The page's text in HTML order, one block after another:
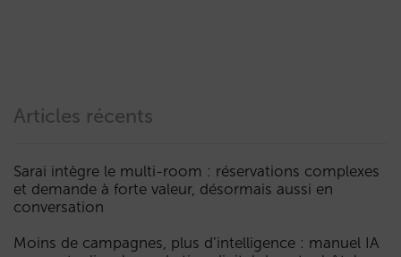
Articles récents
Sarai intègre le multi-room : réservations complexes
et demande à forte valeur, désormais aussi en
conversation
Moins de campagnes, plus d’intelligence : manuel IA